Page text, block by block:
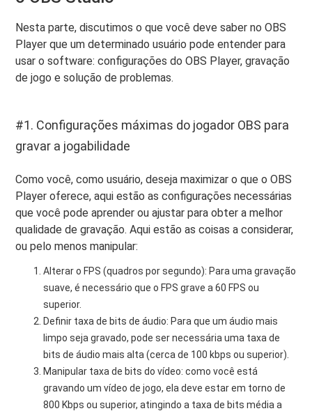
Nesta parte, discutimos o que você deve saber no OBS
Player que um determinado usuário pode entender para
usar o software: configurações do OBS Player, gravação
de jogo e solução de problemas.
#1. Configurações máximas do jogador OBS para
gravar a jogabilidade
Como você, como usuário, deseja maximizar o que o OBS
Player oferece, aqui estão as configurações necessárias
que você pode aprender ou ajustar para obter a melhor
qualidade de gravação. Aqui estão as coisas a considerar,
ou pelo menos manipular:
Alterar o FPS (quadros por segundo): Para uma gravação
suave, é necessário que o FPS grave a 60 FPS ou
superior.
Definir taxa de bits de áudio: Para que um áudio mais
limpo seja gravado, pode ser necessária uma taxa de
bits de áudio mais alta (cerca de 100 kbps ou superior).
Manipular taxa de bits do vídeo: como você está
gravando um vídeo de jogo, ela deve estar em torno de
800 Kbps ou superior, atingindo a taxa de bits média a